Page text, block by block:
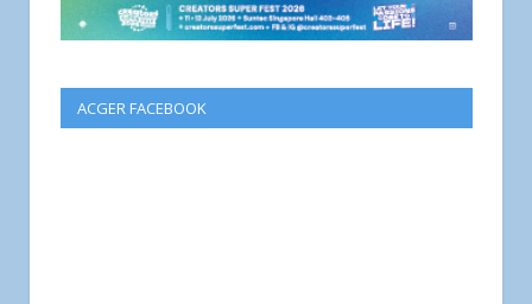
ACGER FACEBOOK